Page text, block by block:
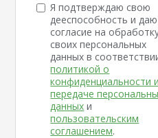
Я подтверждаю свою
дееспособность и даю
согласие на
своих персональных
данных в
политикой о
конфиденциальности и
передаче
данных и
пользовательским
соглашением.